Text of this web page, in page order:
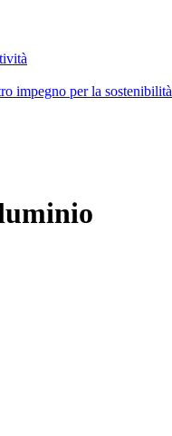
impegno per la sostenibilità